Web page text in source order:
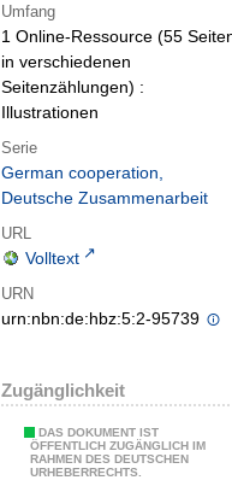
Umfang
1 Online-Ressource (55
in verschiedenen
Seitenzählungen) :
Illustrationen
Serie
German cooperation,
Deutsche Zusammenarbeit
URL
Volltext
URN
urn:nbn:de:hbz:5:2-95739
Zugänglichkeit
DAS DOKUMENT IST
ÖFFENTLICH ZUGÄNGLICH IM
RAHMEN DES DEUTSCHEN
URHEBERRECHTS.